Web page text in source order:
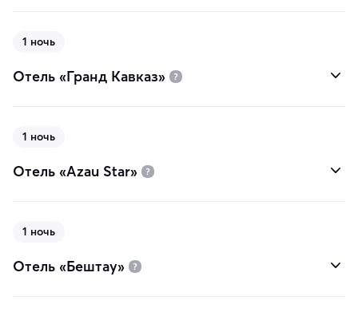
1 ночь
Отель «Гранд Кавказ»
1 ночь
Отель «Azau Star»
1 ночь
Отель «Бештау»